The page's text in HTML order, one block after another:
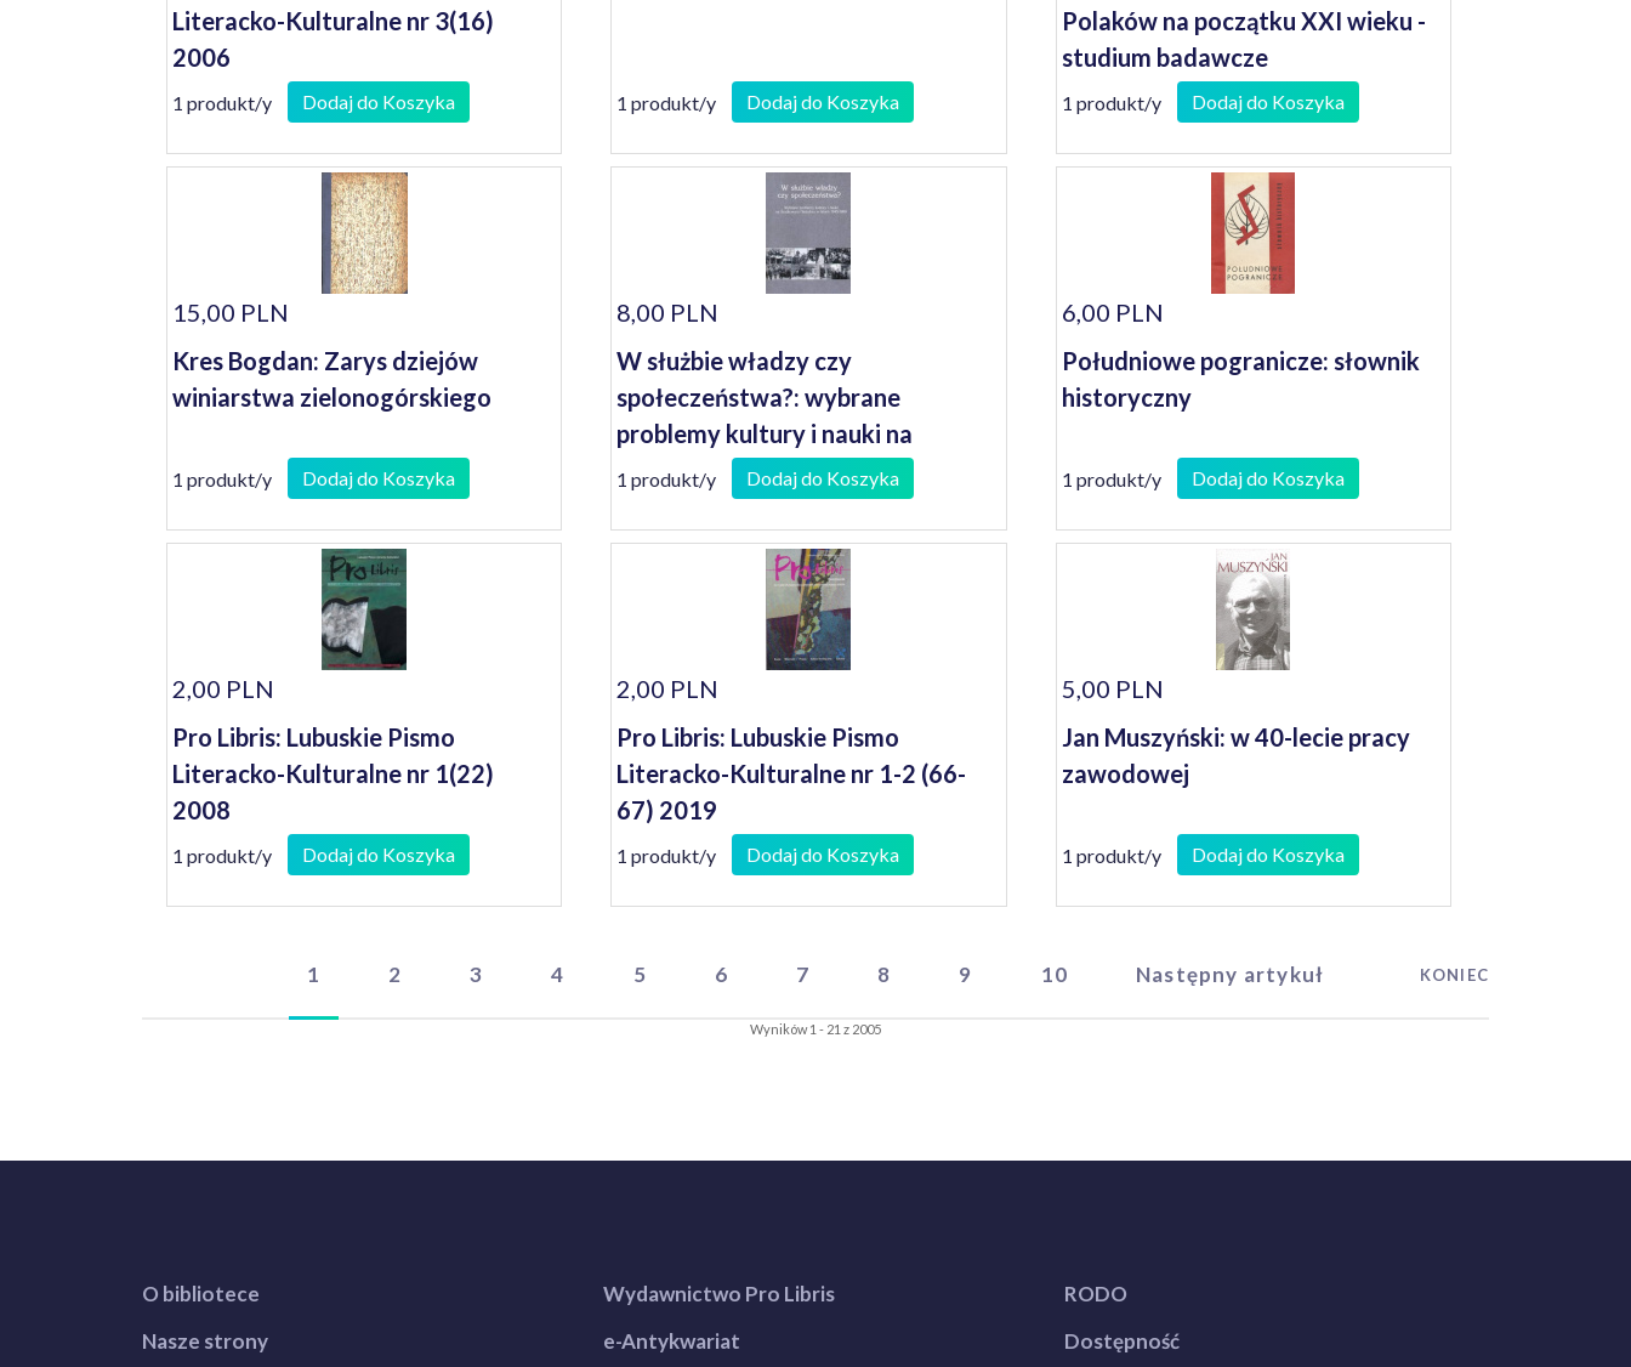
Literacko-Kulturalne nr 3(16)
2006
1 produkt/y Dodaj do Koszyka 1 produkt/y Dodaj do Koszyka
Polaków na początku XXI wieku -
studium badawcze
1 produkt/y Dodaj do Koszyka
15,00 PLN
Kres Bogdan: Zarys dziejów
winiarstwa zielonogórskiego
1 produkt/y Dodaj do Koszyka
8,00 PLN
W służbie władzy czy
społeczeństwa?: wybrane
problemy kultury i nauki na
Środkowym Nadodrzu w latach
1945-1989
1 produkt/y Dodaj do Koszyka
6,00 PLN
Południowe pogranicze: słownik
historyczny
1 produkt/y Dodaj do Koszyka
2,00 PLN
Pro Libris: Lubuskie Pismo
Literacko-Kulturalne nr 1(22)
2008
1 produkt/y Dodaj do Koszyka
2,00 PLN
Pro Libris: Lubuskie Pismo
Literacko-Kulturalne nr 1-2 (66-
67) 2019
1 produkt/y Dodaj do Koszyka
5,00 PLN
Jan Muszyński: w 40-lecie pracy
zawodowej
1 produkt/y Dodaj do Koszyka
1 2 3 4 5 6 7 8 9 10 Następny artykuł KONIEC
Wyników 1 - 21 z 2005
O bibliotece
Nasze strony
Wydawnictwo Pro Libris
e-Antykwariat
RODO
Dostępność